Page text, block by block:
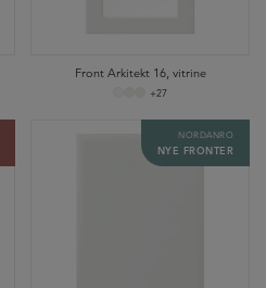
Front Arkitekt 16, vitrine
+27
NORDANRO
NYE FRONTER